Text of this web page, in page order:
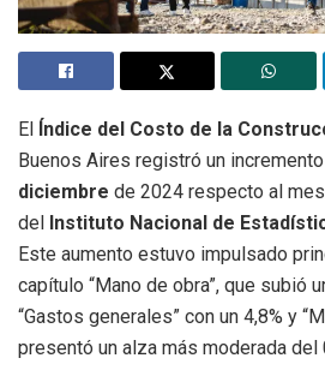
El Índice del Costo de la
Buenos Aires registró un
diciembre de 2024 respecto al
del Instituto Nacional de
Este aumento estuvo impulsado
capítulo “Mano de obra”, que subió
“Gastos generales” con un 4,8% y
presentó un alza más moderada del